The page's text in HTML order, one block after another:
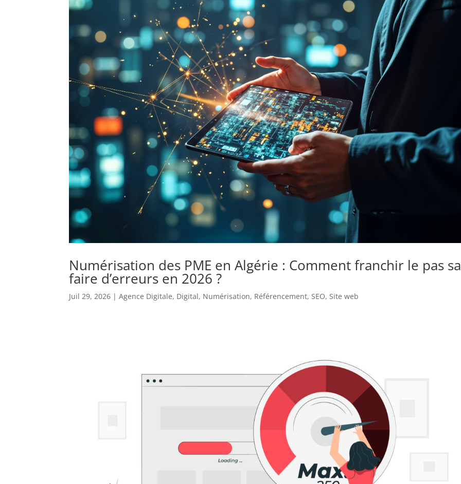
Numérisation des PME en Algérie : Comment franchir le pas
faire d’erreurs en 2026 ?
Juil 29, 2026 |Agence Digitale, Digital, Numérisation, Référencement, SEO, Site web